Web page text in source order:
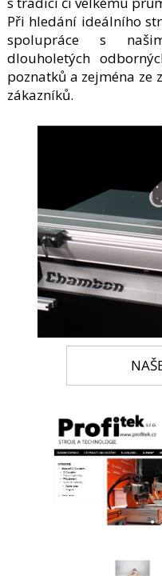
Při hledání ideálního
spolupráce s
dlouholetých
poznatků a zejména ze
zákazníků.